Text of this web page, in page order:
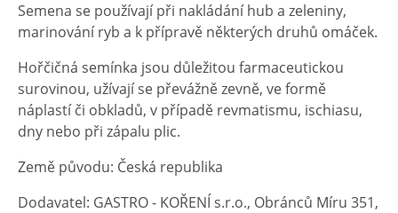
Semena se používají při nakládání hub a zeleniny,
marinování ryb a k přípravě některých druhů omáček.
Hořčičná semínka jsou důležitou farmaceutickou
surovinou, užívají se převážně zevně, ve formě
náplastí či obkladů, v případě revmatismu, ischiasu,
dny nebo při zápalu plic.
Země původu: Česká republika
Dodavatel: GASTRO - KOŘENÍ s.r.o., Obránců Míru 351,